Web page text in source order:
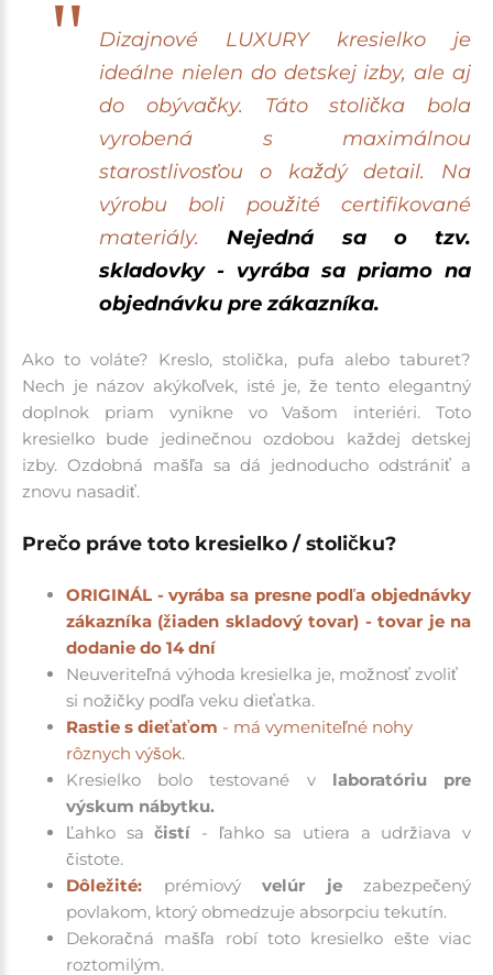
Dizajnové LUXURY kresielko je
ideálne nielen do detskej izby, ale aj
do obývačky. Táto stolička bola
vyrobená s maximálnou
starostlivosťou o každý detail. Na
výrobu boli použité certifikované
materiály.Nejedná sa o tzv.
skladovky - vyrába sa priamo na
objednávku pre zákazníka.
Ako to voláte? Kreslo, stolička, pufa alebo taburet?
Nech je názov akýkoľvek, isté je, že tento elegantný
doplnok priam vynikne vo Vašom interiéri. Toto
kresielko bude jedinečnou ozdobou každej detskej
izby. Ozdobná mašľa sa dá jednoducho odstrániť a
znovu nasadiť.
Prečo práve toto kresielko / stoličku?
ORIGINÁL - vyrába sa presne podľa objednávky
zákazníka (žiaden skladový tovar) - tovar je na
dodanie do 14 dní
Neuveriteľná výhoda kresielka je, možnosť zvoliť
si nožičky podľa veku dieťatka.
Rastie s dieťaťom - má vymeniteľné nohy
rôznych výšok.
Kresielko bolo testované v laboratóriu pre
výskum nábytku.
Ľahko sačistí - ľahko sa utiera a udržiava v
čistote.
Dôležité: prémiový velúr jezabezpečený
povlakom, ktorý obmedzuje absorpciu tekutín.
Dekoračná mašľa robí toto kresielko ešte viac
roztomilým.